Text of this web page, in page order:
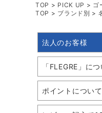
TOP
PICK UP ゴ
TOP
ブランド別
法人のお客様
「FLEGRE」に
ポイントについて